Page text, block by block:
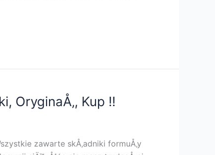
OryginaÅ‚, Kup !!
zawarte skÅ‚adniki formuÅ‚y